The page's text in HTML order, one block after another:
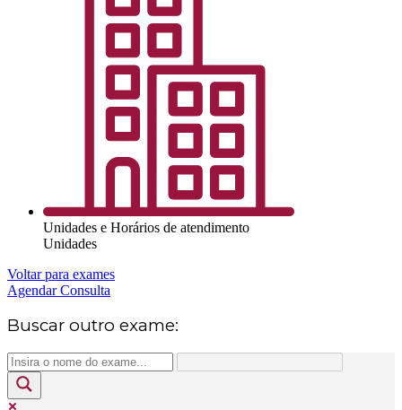
Unidades e Horários de atendimento
Unidades
Voltar para exames
Agendar Consulta
Buscar outro exame: